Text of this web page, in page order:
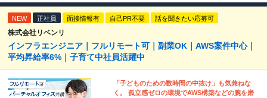
NEW 正社員 面接情報有 自己PR不要 話を聞きたい応募可
株式会社リベンリ
インフラエンジニア｜フルリモート可｜副業OK｜AWS案件中心｜
平均昇給率6%｜子育て中社員活躍中
「子どものための数時間の中抜け」も気兼ねな
く。 孤立感ゼロの環境でAWS構築などの腕を磨